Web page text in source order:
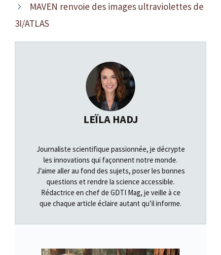
MAVEN renvoie des images ultraviolettes de
3I/ATLAS
LEÏLA HADJ
Journaliste scientifique passionnée, je décrypte
les innovations qui façonnent notre monde.
J’aime aller au fond des sujets, poser les bonnes
questions et rendre la science accessible.
Rédactrice en chef de GDTI Mag, je veille à ce
que chaque article éclaire autant qu’il informe.